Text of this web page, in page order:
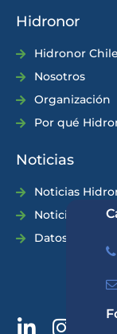
Hidronor
Hidronor Chile
Nosotros
Organización
Por qué
Noticias
Noticias
Noticias
Datos Prácticos